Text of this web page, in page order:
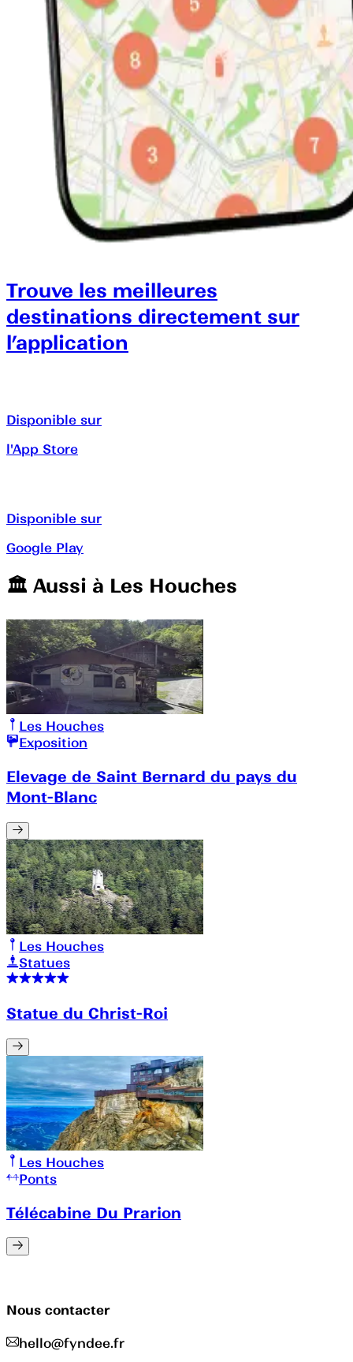
Trouve les meilleures
destinations directement sur
l’application
Disponible sur
l'App Store
Disponible sur
Google Play
🏛️️ Aussi à Les Houches
Les Houches
Exposition
Elevage de Saint Bernard du pays du
Mont-Blanc
Les Houches
Statues
Statue du Christ-Roi
Les Houches
Ponts
Télécabine Du Prarion
Nous contacter
hello@fyndee.fr